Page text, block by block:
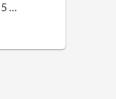
…